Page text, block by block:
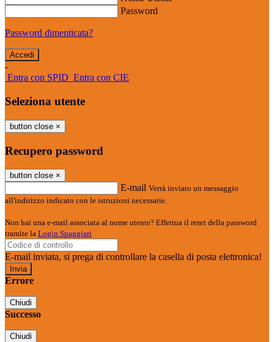
Password
Password dimenticata?
-
Entra con SPID Entra con CIE
Seleziona utente
button close ×
Recupero password
button close ×
E-mail Verrà inviato un messaggio
all'indirizzo indicato con le istruzioni necessarie.
Non hai una e-mail associata al nome utente? Effettua il reset della password
tramite la Login Spaggiari
E-mail inviata, si prega di controllare la casella di posta elettronica!
Errore
Chiudi
Successo
Chiudi